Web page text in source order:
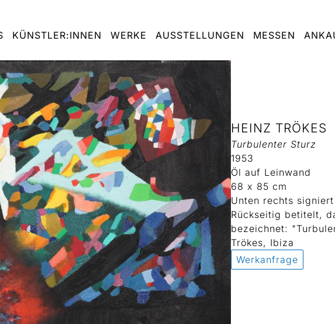
KÜNSTLER:INNEN WERKE AUSSTELLUNGEN MESSEN
HEINZ TRÖKES
Turbulenter Sturz
1953
Öl auf Leinwand
68 x 85 cm
Unten rechts
Rückseitig betitelt,
bezeichnet:
Trökes, Ibiza
Werkanfrage